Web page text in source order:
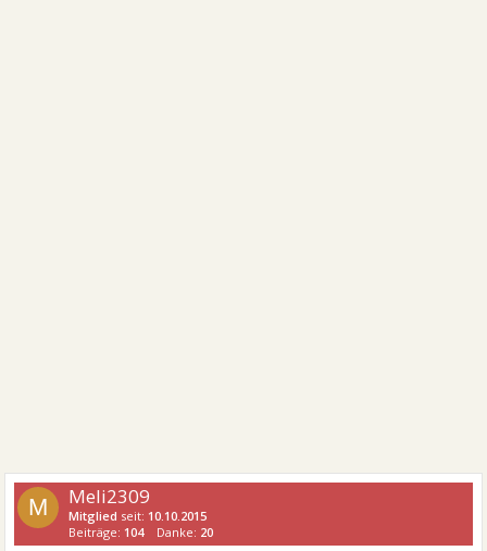
M Meli2309
Mitglied seit: 10.10.2015
Beiträge: 104 Danke: 20